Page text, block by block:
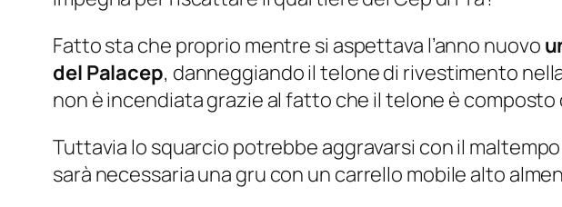
Fatto sta che proprio mentre si aspettava l’anno nuovo
del Palacep, danneggiando il telone di rivestimento
non è incendiata grazie al fatto che il telone è
Tuttavia lo squarcio potrebbe aggravarsi con il
sarà necessaria una gru con un carrello mobile alto